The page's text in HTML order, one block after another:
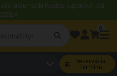
pneumatík! Použite kupónový kód
Rezervácia
Termínu